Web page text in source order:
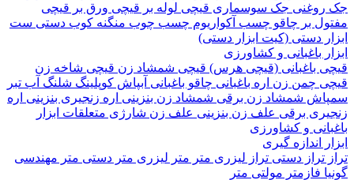
جک سوسماریقیچی لوله برقیچی ورق بر قیچی
برچاقو چسب آکواریوم چسب چوب منگنه کوب دستیست
دستی (کیت ابزار دستی)
باغبانی و کشاورزی
باغبانی (قیچی هرس)قیچی شمشاد زنقیچی شاخه زن
چمن زناره باغبانیچاقو باغبانیآبپاش کوپلینگ شلنگ آبتبر
شمشاد زن برقی شمشاد زن بنزینیاره زنجیری بنزینیاره
برقی علف زن بنزینیعلف زن شارژیمتعلقات ابزار
و کشاورزی
اندازه گیری
تراز دستیتراز لیزریمترمتر لیزریمتر دستیمتر مهندسی
فازمترمولتی متر